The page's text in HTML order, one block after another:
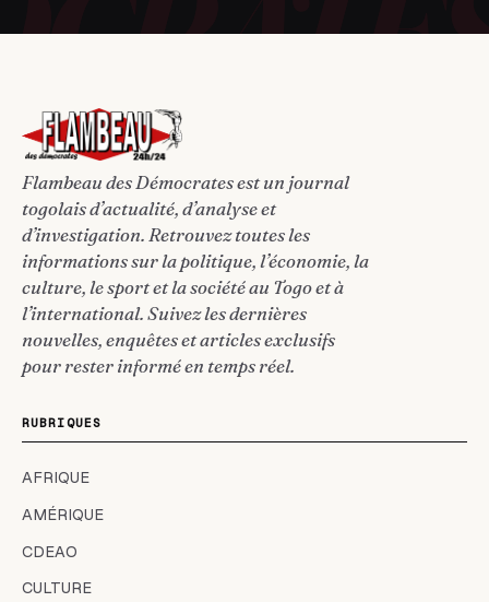
Flambeau des Démocrates est un journal
togolais d’actualité, d’analyse et
d’investigation. Retrouvez toutes les
informations sur la politique, l’économie, la
culture, le sport et la société au Togo et à
l’international. Suivez les dernières
nouvelles, enquêtes et articles exclusifs
pour rester informé en temps réel.
RUBRIQUES
AFRIQUE
AMÉRIQUE
CDEAO
CULTURE